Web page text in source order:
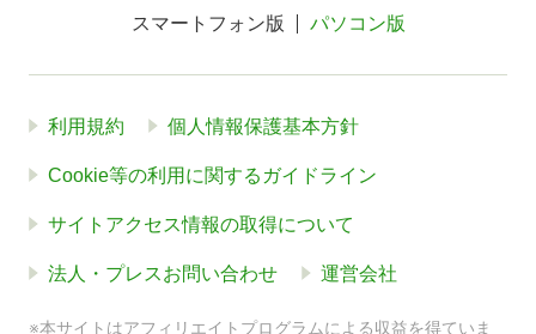
スマートフォン版 パソコン版
利用規約 個人情報保護基本方針
Cookie等の利用に関するガイドライン
サイトアクセス情報の取得について
法人・プレスお問い合わせ 運営会社
※本サイトはアフィリエイトプログラムによる収益を得ていま